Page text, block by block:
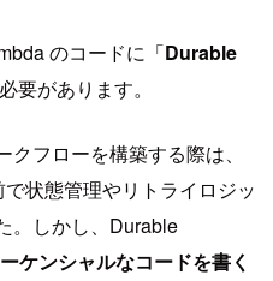
のコードに「Durable
要があります。
フローを構築する際は、
状態管理やリトライロジッ
。しかし、Durable
ケンシャルなコードを書く